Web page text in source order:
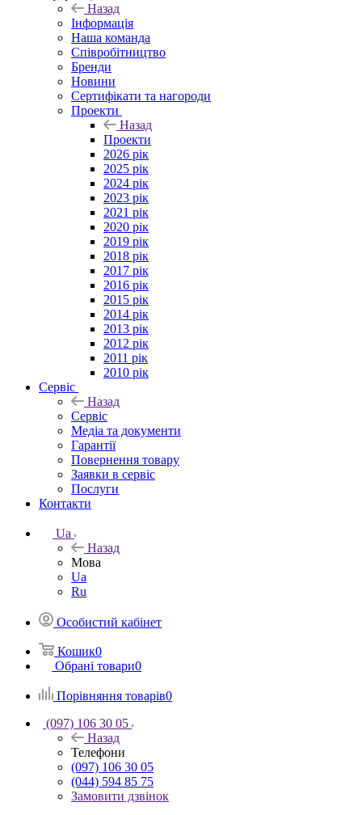
Назад
Інформація
Наша команда
Співробітництво
Бренди
Новини
Сертифікати та нагороди
Проекти
Назад
Проекти
2026 рік
2025 рік
2024 рік
2023 рік
2021 рік
2020 рік
2019 рік
2018 рік
2017 рік
2016 рік
2015 рік
2014 рік
2013 рік
2012 рік
2011 рік
2010 рік
Сервіс
Назад
Сервіс
Медіа та документи
Гарантії
Повернення товару
Заявки в сервіс
Послуги
Контакти
Ua
Назад
Мова
Ua
Ru
Особистий кабінет
Кошик0
Обрані товари0
Порівняння товарів0
(097) 106 30 05
Назад
Телефони
(097) 106 30 05
(044) 594 85 75
Замовити дзвінок